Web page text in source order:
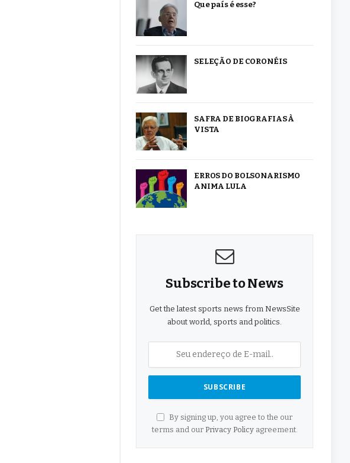
Que país é esse?
SELEÇÃO DE CORONÉIS
SAFRA DE BIOGRAFIAS À
VISTA
ERROS DO BOLSONARISMO
ANIMA LULA
Subscribe to News
Get the latest sports news from NewsSite
about world, sports and politics.
By signing up, you agree to the our
terms and our Privacy Policyagreement.